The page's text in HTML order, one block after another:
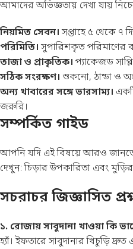
আমাদের অভিজ্ঞতায় দেখা যায়
নিয়মিত সেবন। সপ্তাহে ৫ থেকে ৭
পরিমিতি। সুপারিশকৃত পরিমাণের
তাজা ও প্রাকৃতিক। প্যাকেজড
সঠিক সংরক্ষণ। শুকনো, ঠান্ডা ও
অন্য খাবারের সঙ্গে ভারসাম্য।
জরুরি।
সম্পর্কিত গাইড
আপনি যদি এই বিষয়ে আরও
দেখুন:চিড়ার উপকারিতা এবং
সচরাচর জিজ্ঞাসিত
১. রোজায় সাবুদানা খাওয়া কি
হ্যাঁ। ইফতারে সাবুদানার খিচুড়ি